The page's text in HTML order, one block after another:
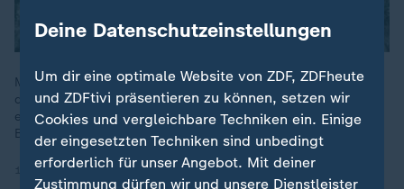
Mittels KI konnte ein Mädchen im Vitusbad in Everswinkel vor
dem Ertrinken gerettet werden. Dabei wurden Kameras
eingesetzt, die die Badegäste überwachen und
Bewegungsabläufe Ertrinkender erkennen.
15.05.2025 | 2:02 min
Deine Datenschutzeinstellungen
Um dir eine optimale Website von ZDF, ZDFheute
und ZDFtivi präsentieren zu können, setzen wir
Cookies und vergleichbare Techniken ein. Einige
der eingesetzten Techniken sind unbedingt
erforderlich für unser Angebot. Mit deiner
Zustimmung dürfen wir und unsere Dienstleister